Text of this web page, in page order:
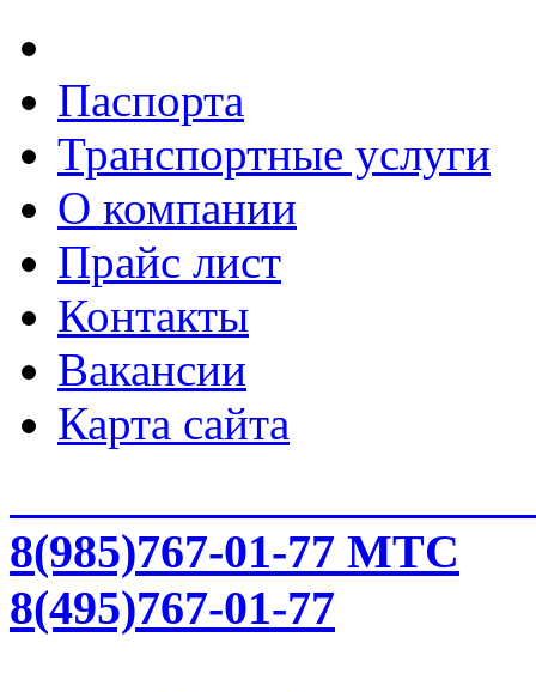
Паспорта
Транспортные услуги
О компании
Прайс лист
Контакты
Вакансии
Карта сайта
8(985)767-01-77 МТС
8(495)767-01-77